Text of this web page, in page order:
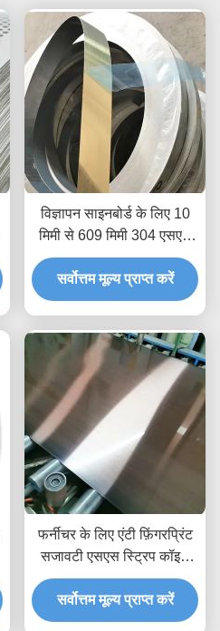
विज्ञापन साइनबोर्ड के लिए 10
मिमी से 609 मिमी 304 एसएस
स्ट्रिप कॉइल गोल्ड हेयरलाइन
सर्वोत्तम मूल्य प्राप्त करें
फर्नीचर के लिए एंटी फ़िंगरप्रिंट
सजावटी एसएस स्ट्रिप कॉइल
एंटीरस्ट 0.3 मिमी मोटी
सर्वोत्तम मूल्य प्राप्त करें